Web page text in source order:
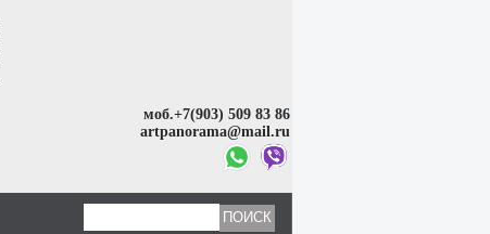
моб.+7(903) 509 83 86
artpanorama@mail.ru